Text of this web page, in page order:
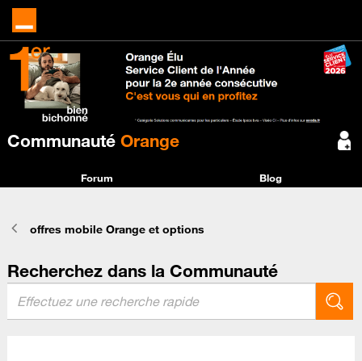
Communauté Orange
Forum Blog
offres mobile Orange et options
Recherchez dans la Communauté